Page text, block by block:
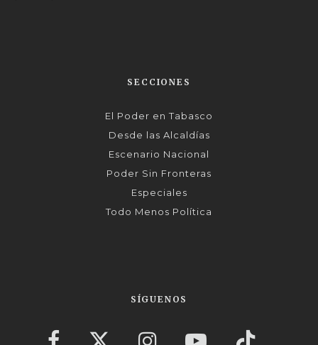
SECCIONES
El Poder en Tabasco
Desde las Alcaldías
Escenario Nacional
Poder Sin Fronteras
Especiales
Todo Menos Política
SÍGUENOS